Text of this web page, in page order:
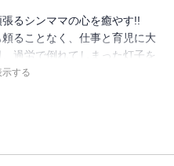
るシンママの心を癒やす!!
ることなく、仕事と育児に大
過労で倒れてしまった灯子を
学生だった。彼はイケメンス
する